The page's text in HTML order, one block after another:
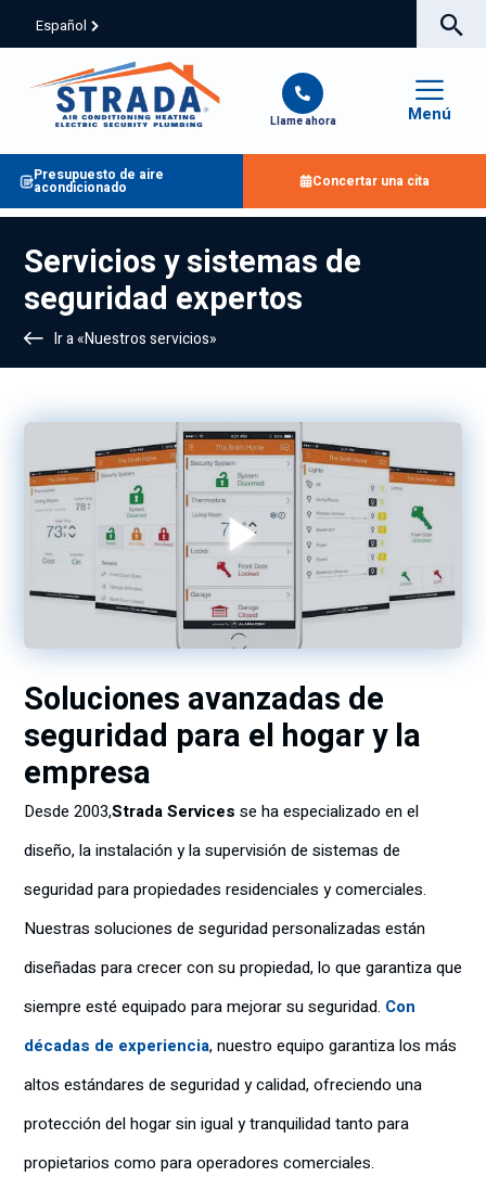
Español
Llame ahora Menú
Presupuesto de aire
acondicionado Concertar una cita
Servicios y sistemas de
seguridad expertos
Ir a «Nuestros servicios»
Soluciones avanzadas de
seguridad para el hogar y la
empresa
Desde 2003,Strada Services se ha especializado en el
diseño, la instalación y la supervisión de sistemas de
seguridad para propiedades residenciales y comerciales.
Nuestras soluciones de seguridad personalizadas están
diseñadas para crecer con su propiedad, lo que garantiza que
siempre esté equipado para mejorar su seguridad. Con
décadas de experiencia, nuestro equipo garantiza los más
altos estándares de seguridad y calidad, ofreciendo una
protección del hogar sin igual y tranquilidad tanto para
propietarios como para operadores comerciales.